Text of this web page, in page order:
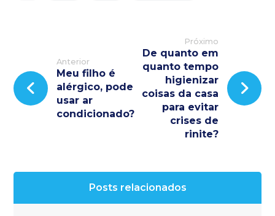
Anterior
Meu filho é
alérgico, pode
usar ar
condicionado?
Próximo
De quanto em
quanto tempo
higienizar
coisas da casa
para evitar
crises de
rinite?
Posts relacionados